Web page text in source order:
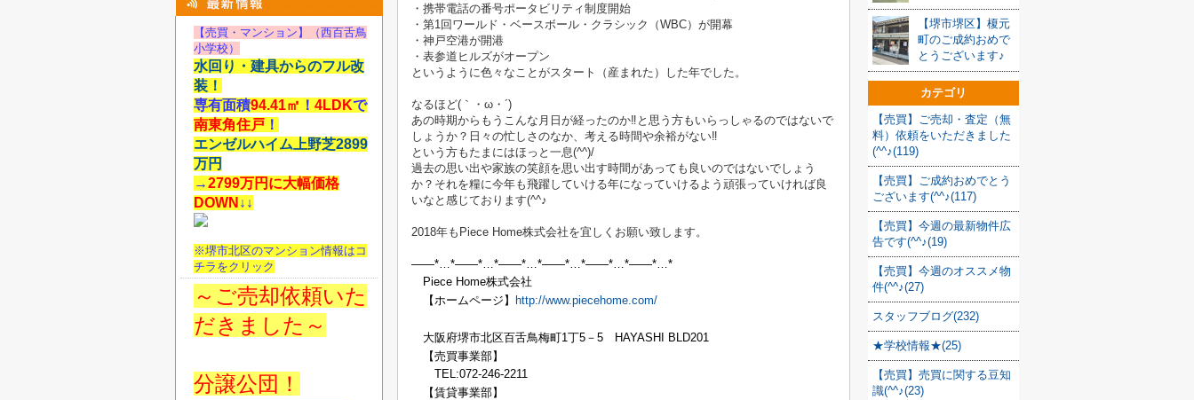
・携帯電話の番号ポータビリティ制度開始
・第1回ワールド・ベースボール・クラシック（WBC）が開幕
・神戸空港が開港
・表参道ヒルズがオープン
というように色々なことがスタート（産まれた）した年でした。
なるほど(｀・ω・´)ゞ
あの時期からもうこんな月日が経ったのか‼と思う方もいらっしゃるのではないで
しょうか？日々の忙しさのなか、考える時間や余裕がない‼
という方もたまにはほっと一息(^^)/
過去の思い出や家族の笑顔を思い出す時間があっても良いのではないでしょう
か？それを糧に今年も飛躍していける年になっていけるよう頑張っていければ良
いなと感じております(^^♪
2018年もPiece Home株式会社を宜しくお願い致します。
——*…*——*…*——*…*——*…*——*…*——*…*
Piece Home株式会社
【ホームページ】 http://www.piecehome.com/
大阪府堺市北区百舌鳥梅町1丁5－5 HAYASHI BLD201
【売買事業部】
TEL:072-246-2211
【賃貸事業部】
【堺市堺区】榎元
町のご成約おめで
とうございます♪
カテゴリ
【売買】ご売却・査定（無
料）依頼をいただきました
(^^♪(119)
【売買】ご成約おめでとう
ございます(^^♪(117)
【売買】今週の最新物件広
告です(^^♪(19)
【売買】今週のオススメ物
件(^^♪(27)
スタッフブログ(232)
★学校情報★(25)
【売買】売買に関する豆知
識(^^♪(23)
【売買・マンション】（西百舌鳥
小学校）
水回り・建具からのフル改
装！
専有面積94.41㎡ ！ 4LDKで
南東角住戸 ！
エンゼルハイム上野芝2899
万円
→2799万円に大幅価格
DOWN ↓↓
※堺市北区のマンション情報はコ
チラをクリック
～ご売却依頼いた
だきました～
分譲公団！